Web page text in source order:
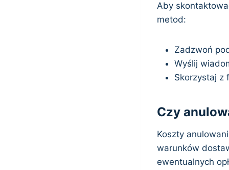
Aby
metod:
Zadzwoń
Wyślij
Skorzystaj z
Czy
Koszty
warunków
ewentualnych